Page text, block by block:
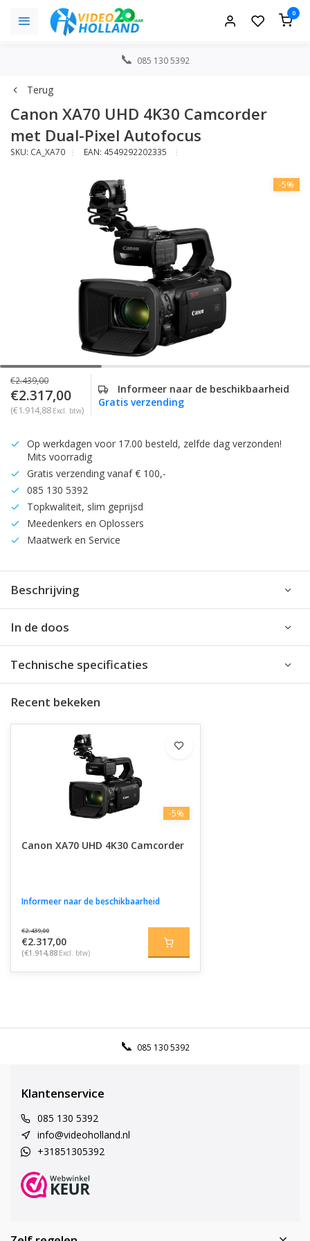
0
085 130 5392
Terug
Canon XA70 UHD 4K30 Camcorder
met Dual-Pixel Autofocus
SKU: CA_XA70 EAN: 4549292202335
-5%
€2.439,00
€2.317,00
(€1.914,88 Excl. btw)
Informeer naar de beschikbaarheid
Gratis verzending
Op werkdagen voor 17.00 besteld, zelfde dag verzonden!
Mits voorradig
Gratis verzending vanaf € 100,-
085 130 5392
Topkwaliteit, slim geprijsd
Meedenkers en Oplossers
Maatwerk en Service
Beschrijving
In de doos
Technische specificaties
Recent bekeken
-5%
Canon XA70 UHD 4K30 Camcorder
Informeer naar de beschikbaarheid
€2.439,00
€2.317,00
(€1.914,88 Excl. btw)
085 130 5392
Klantenservice
085 130 5392
info@videoholland.nl
+31851305392